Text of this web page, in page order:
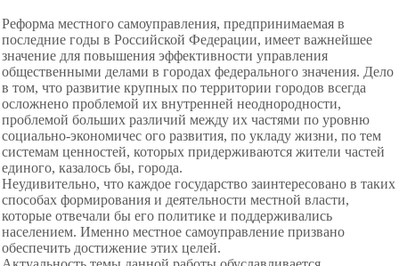
Реформа местного самоуправления, предпринимаемая в
последние годы в Российской Федерации, имеет важнейшее
значение для повышения эффективности управления
общественными делами в городах федерального значения. Дело
в том, что развитие крупных по территории городов всегда
осложнено проблемой их внутренней неоднородности,
проблемой больших различий между их частями по уровню
социально-экономичес ого развития, по укладу жизни, по тем
системам ценностей, которых придерживаются жители частей
единого, казалось бы, города.
Неудивительно, что каждое государство заинтересовано в таких
способах формирования и деятельности местной власти,
которые отвечали бы его политике и поддерживались
населением. Именно местное самоуправление призвано
обеспечить достижение этих целей.